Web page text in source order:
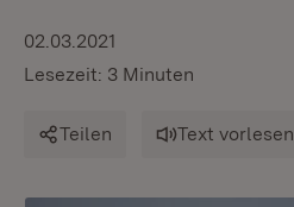
02.03.2021
Lesezeit: 3 Minuten
Teilen Text vorlesen